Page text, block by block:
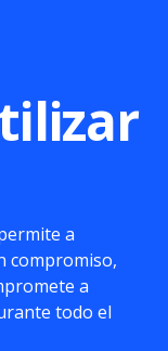
a
compromiso,
a
todo el